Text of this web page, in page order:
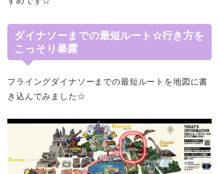
ダイナソーまでの最短ルート☆行き方を
こっそり暴露
フライングダイナソーまでの最短ルートを地図に書
き込んでみました☆